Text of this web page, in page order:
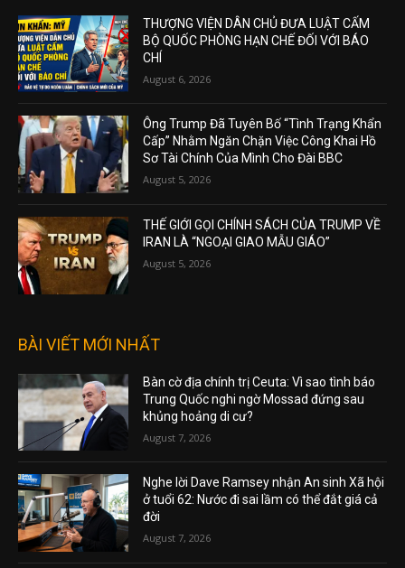
THƯỢNG VIỆN DÂN CHỦ ĐƯA LUẬT CẤM
BỘ QUỐC PHÒNG HẠN CHẾ ĐỐI VỚI BÁO
CHÍ
August 6, 2026
Ông Trump Đã Tuyên Bố “Tình Trạng Khẩn
Cấp” Nhằm Ngăn Chặn Việc Công Khai Hồ
Sơ Tài Chính Của Mình Cho Đài BBC
August 5, 2026
THẾ GIỚI GỌI CHÍNH SÁCH CỦA TRUMP VỀ
IRAN LÀ “NGOẠI GIAO MẪU GIÁO”
August 5, 2026
BÀI VIẾT MỚI NHẤT
Bàn cờ địa chính trị Ceuta: Vì sao tình báo
Trung Quốc nghi ngờ Mossad đứng sau
khủng hoảng di cư?
August 7, 2026
Nghe lời Dave Ramsey nhận An sinh Xã hội
ở tuổi 62: Nước đi sai lầm có thể đắt giá cả
đời
August 7, 2026